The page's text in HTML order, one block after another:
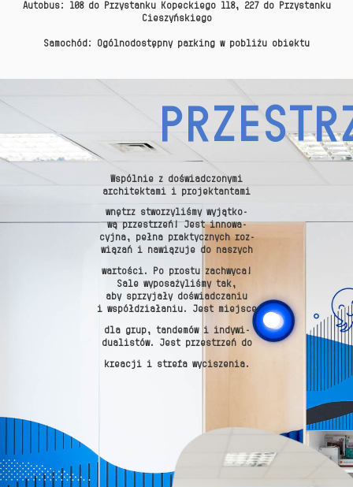
Autobus:
108 do Przystanku Kopeckiego 118, 227 do Przystanku
Cieszyńskiego
Samochód: Ogólnodostępny parking w pobliżu obiektu
Wspólnie z doświadczonymi
architektami i projektantami
wnętrz stworzyliśmy wyjątko-
wą przestrzeń! Jest innowa-
cyjna, pełna praktycznych roz-
wiązań i nawiązuje do naszych
wartości. Po prostu zachwyca!
Sale wyposażyliśmy tak,
aby sprzyjały doświadczaniu
i współdziałaniu. Jest miejsce
dla grup, tandemów i indywi-
dualistów. Jest przestrzeń do
kreacji i strefa wyciszenia.